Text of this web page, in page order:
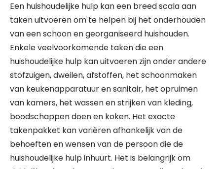
Een huishoudelijke hulp kan een breed scala aan
taken uitvoeren om te helpen bij het onderhouden
van een schoon en georganiseerd huishouden.
Enkele veelvoorkomende taken die een
huishoudelijke hulp kan uitvoeren zijn onder andere
stofzuigen, dweilen, afstoffen, het schoonmaken
van keukenapparatuur en sanitair, het opruimen
van kamers, het wassen en strijken van kleding,
boodschappen doen en koken. Het exacte
takenpakket kan variëren afhankelijk van de
behoeften en wensen van de persoon die de
huishoudelijke hulp inhuurt. Het is belangrijk om